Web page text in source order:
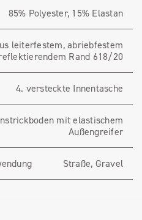
85% Polyester, 15% Elastan
leiterfestem, abriebfestem
Rand 618/20
4. versteckte Innentasche
mit elastischem
Außengreifer
Straße, Gravel